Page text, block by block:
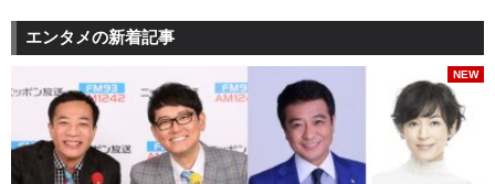
エンタメの新着記事
NEW